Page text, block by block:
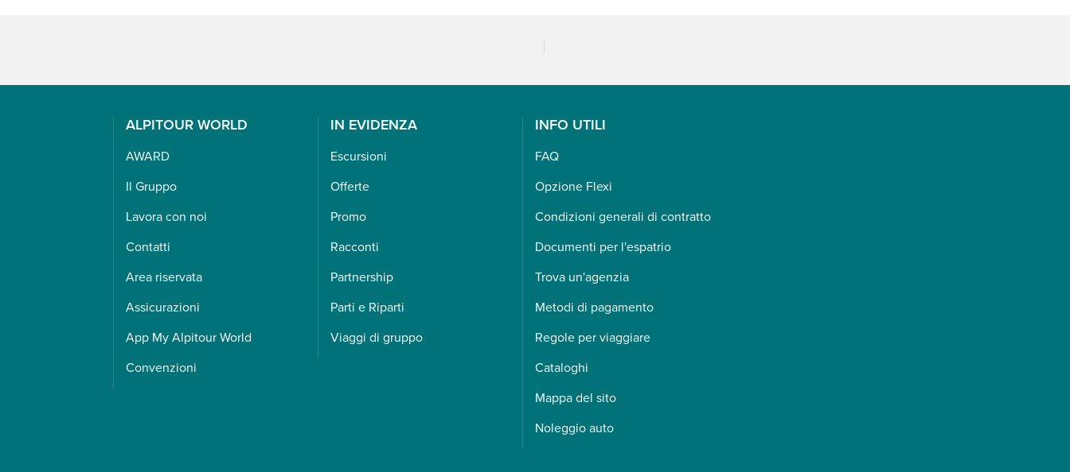
ALPITOUR WORLD
AWARD
Il Gruppo
Lavora con noi
Contatti
Area riservata
Assicurazioni
App My Alpitour World
Convenzioni
IN EVIDENZA
Escursioni
Offerte
Promo
Racconti
Partnership
Parti e Riparti
Viaggi di gruppo
INFO UTILI
FAQ
Opzione Flexi
Condizioni generali di contratto
Documenti per l'espatrio
Trova un'agenzia
Metodi di pagamento
Regole per viaggiare
Cataloghi
Mappa del sito
Noleggio auto